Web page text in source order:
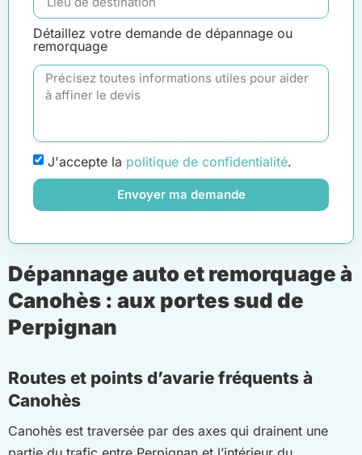
Détaillez votre demande de dépannage ou
remorquage
J'accepte la politique de confidentialité.
Envoyer ma demande
Dépannage auto et remorquage à
Canohès : aux portes sud de
Perpignan
Routes et points d’avarie fréquents à
Canohès
Canohès est traversée par des axes qui drainent une